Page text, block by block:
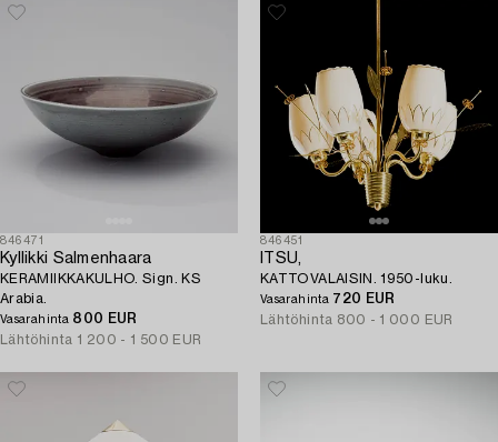
846471
Kyllikki Salmenhaara
KERAMIIKKAKULHO. Sign. KS
Arabia.
Vasarahinta 800 EUR
Lähtöhinta 1 200 - 1 500 EUR
846451
ITSU,
KATTOVALAISIN. 1950-luku.
Vasarahinta 720 EUR
Lähtöhinta 800 - 1 000 EUR